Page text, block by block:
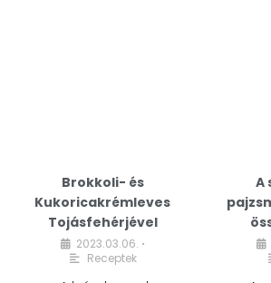
Brokkoli- és
Kukoricakrémleves
Tojásfehérjével
2023.03.06. •
Receptek
A